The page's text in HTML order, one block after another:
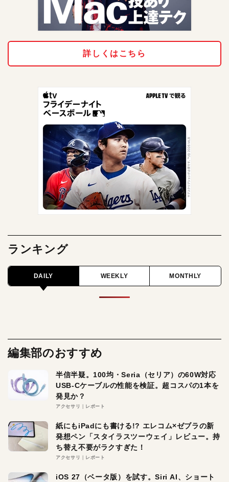
詳しくはこちら
ランキング
DAILY WEEKLY MONTHLY
編集部のおすすめ
半信半疑。100均・Seria（セリア）の60W対応
USB-Cケーブルの性能を検証。超コスパの1本を
発見か？
アクセサリ レポート
紙にもiPadにも書ける!? エレコム×ゼブラの新
発想ペン「スタイラスツーウェイ」レビュー。持
ち替え不要がラクすぎた！
アクセサリ レポート
iOS 27（ベータ版）を試す。Siri AI、ショート